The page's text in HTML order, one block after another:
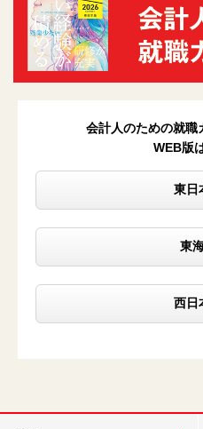
会計人のための就
WEB版
東日
東
西日